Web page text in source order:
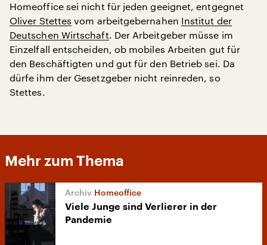
Homeoffice sei nicht für jeden geeignet, entgegnet
Oliver Stettes vom arbeitgebernahen Institut der
Deutschen Wirtschaft. Der Arbeitgeber müsse im
Einzelfall entscheiden, ob mobiles Arbeiten gut für
den Beschäftigten und gut für den Betrieb sei. Da
dürfe ihm der Gesetzgeber nicht reinreden, so
Stettes.
Mehr zum Thema
Homeoffice
Viele Junge sind Verlierer in der
Pandemie